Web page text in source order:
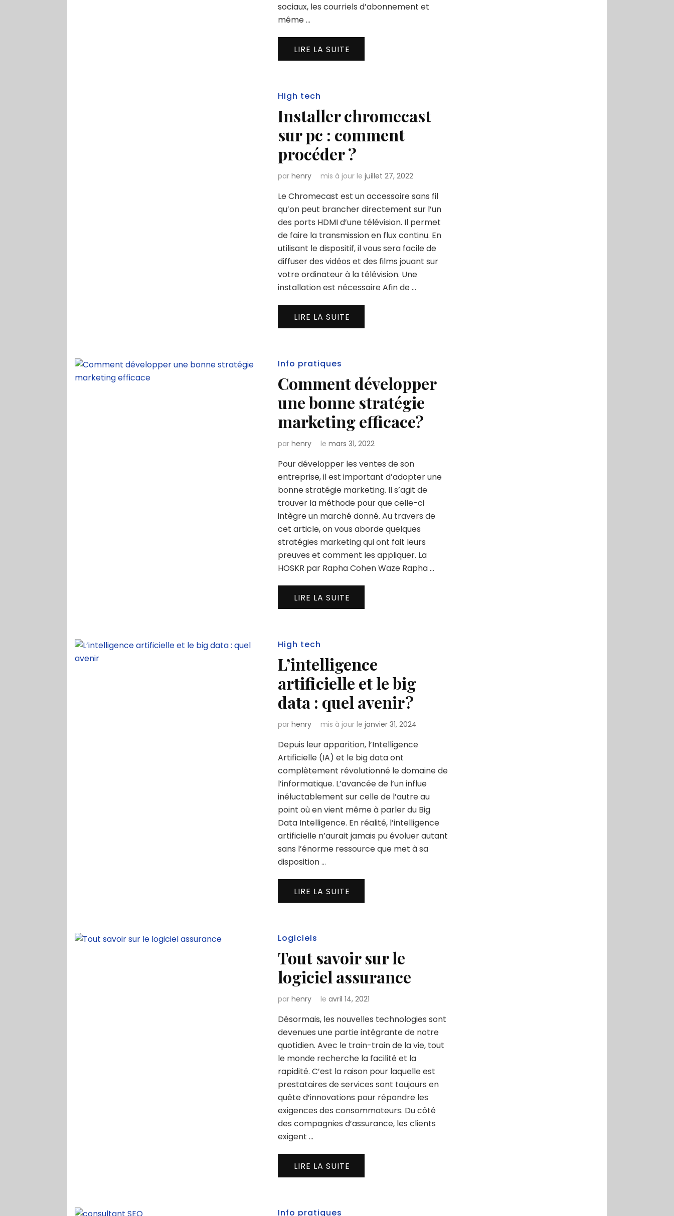
sociaux, les courriels d’abonnement et
même …
LIRE LA SUITE
High tech
Installer chromecast
sur pc : comment
procéder ?
parhenry mis à jour lejuillet 27, 2022
Le Chromecast est un accessoire sans fil
qu’on peut brancher directement sur l’un
des ports HDMI d’une télévision. Il permet
de faire la transmission en flux continu. En
utilisant le dispositif, il vous sera facile de
diffuser des vidéos et des films jouant sur
votre ordinateur à la télévision. Une
installation est nécessaire Afin de …
LIRE LA SUITE
Info pratiques
Comment développer
une bonne stratégie
marketing efficace?
parhenry lemars 31, 2022
Pour développer les ventes de son
entreprise, il est important d’adopter une
bonne stratégie marketing. Il s’agit de
trouver la méthode pour que celle-ci
intègre un marché donné. Au travers de
cet article, on vous aborde quelques
stratégies marketing qui ont fait leurs
preuves et comment les appliquer. La
HOSKR par Rapha Cohen Waze Rapha …
LIRE LA SUITE
High tech
L’intelligence
artificielle et le big
data : quel avenir ?
parhenry mis à jour lejanvier 31, 2024
Depuis leur apparition, l’Intelligence
Artificielle (IA) et le big data ont
complètement révolutionné le domaine de
l’informatique. L’avancée de l’un influe
inéluctablement sur celle de l’autre au
point où en vient même à parler du Big
Data Intelligence. En réalité, l’intelligence
artificielle n’aurait jamais pu évoluer autant
sans l’énorme ressource que met à sa
disposition …
LIRE LA SUITE
Logiciels
Tout savoir sur le
logiciel assurance
parhenry leavril 14, 2021
Désormais, les nouvelles technologies sont
devenues une partie intégrante de notre
quotidien. Avec le train-train de la vie, tout
le monde recherche la facilité et la
rapidité. C’est la raison pour laquelle est
prestataires de services sont toujours en
quête d’innovations pour répondre les
exigences des consommateurs. Du côté
des compagnies d’assurance, les clients
exigent …
LIRE LA SUITE
Info pratiques